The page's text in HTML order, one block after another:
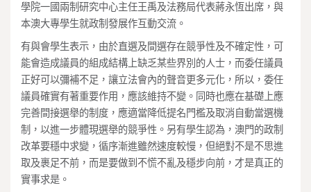
學院一國兩制研究中心主任王禹及法務局代表蔣永恆出席，與
本澳大專學生就政制發展作互動交流。
有與會學生表示，由於直選及間選存在競爭性及不確定性，可
能會造成議員的組成結構上缺乏某些界別的人士，而委任議員
正好可以彌補不足，讓立法會內的聲音更多元化，所以，委任
議員確實有著重要作用，應該維持不變。同時也應在基礎上應
完善間接選舉的制度，應適當降低提名門檻及取消自動當選機
制，以進一步體現選舉的競爭性。另有學生認為，澳門的政制
改革要穩中求變，循序漸進雖然速度較慢，但絕對不是不思進
取及裹足不前，而是要做到不慌不亂及穩步向前，才是真正的
實事求是。